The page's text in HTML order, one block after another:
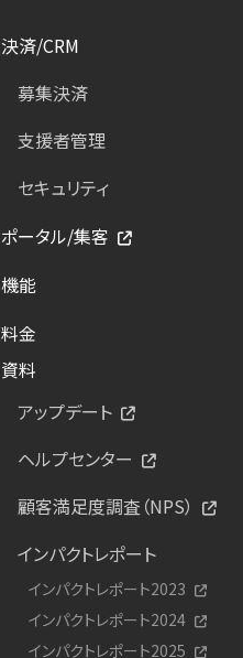
決済/CRM
募集決済
支援者管理
セキュリティ
ポータル/集客
機能
料金
資料
アップデート
ヘルプセンター
顧客満足度調査（NPS）
インパクトレポート
インパクトレポート2023
インパクトレポート2024
インパクトレポート2025